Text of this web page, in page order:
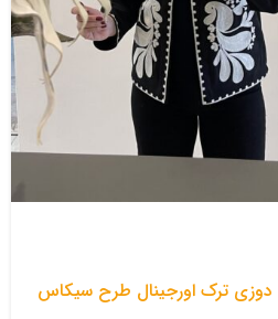
ترک اورجینال طرح سیکاس